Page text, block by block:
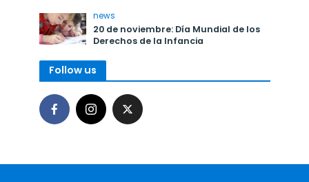
news
20 de noviembre: Día Mundial de los
Derechos de la Infancia
Follow us